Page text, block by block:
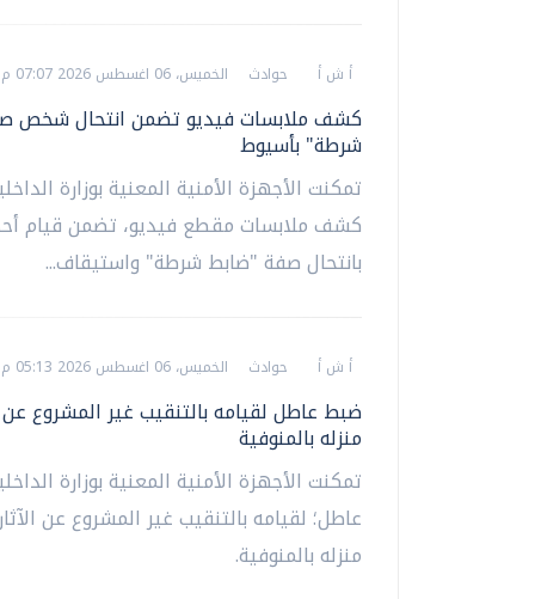
أ ش أ حوادث الخميس، 06 اغسطس 2026 07:07 م
كشف ملابسات فيديو تضمن انتحال شخص
شرطة" بأسيوط
تمكنت الأجهزة الأمنية المعنية بوزارة
كشف ملابسات مقطع فيديو، تضمن قيام
بانتحال صفة "ضابط شرطة" واستيقاف...
أ ش أ حوادث الخميس، 06 اغسطس 2026 05:13 م
ضبط عاطل لقيامه بالتنقيب غير المشروع عن
منزله بالمنوفية
تمكنت الأجهزة الأمنية المعنية بوزارة
عاطل؛ لقيامه بالتنقيب غير المشروع عن
منزله بالمنوفية.